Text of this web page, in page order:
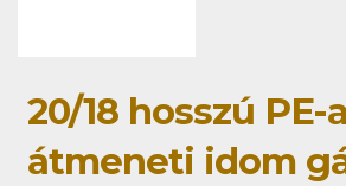
20/18 hosszú PE-
átmeneti idom